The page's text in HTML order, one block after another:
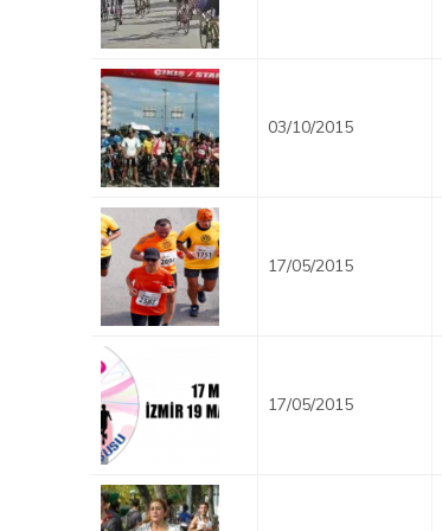
03/10/2015
17/05/2015
17/05/2015